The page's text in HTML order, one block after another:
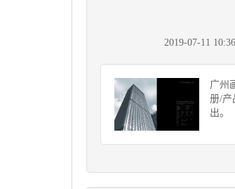
2019-07-11
广州
册/产
出。